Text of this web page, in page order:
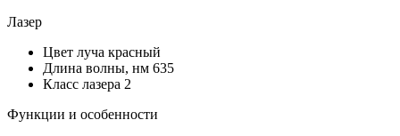
Лазер
Цвет луча красный
Длина волны, нм 635
Класс лазера 2
Функции и особенности